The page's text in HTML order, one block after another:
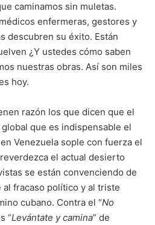
caminamos sin muletas.
enfermeras, gestores y
descubren su éxito. Están
¿Y ustedes cómo saben
nuestras obras. Así son miles
hoy.
razón los que dicen que el
que es indispensable el
Venezuela sople con fuerza el
el actual desierto
se están convenciendo de
fracaso político y al triste
cubano. Contra el “No
“Levántate y camina” de